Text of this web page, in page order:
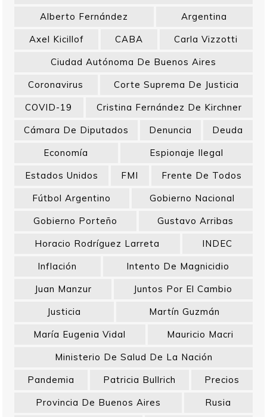
Alberto Fernández
Argentina
Axel Kicillof
CABA
Carla Vizzotti
Ciudad Autónoma De Buenos Aires
Coronavirus
Corte Suprema De Justicia
COVID-19
Cristina Fernández De Kirchner
Cámara De Diputados
Denuncia
Deuda
Economía
Espionaje Ilegal
Estados Unidos
FMI
Frente De Todos
Fútbol Argentino
Gobierno Nacional
Gobierno Porteño
Gustavo Arribas
Horacio Rodríguez Larreta
INDEC
Inflación
Intento De Magnicidio
Juan Manzur
Juntos Por El Cambio
Justicia
Martín Guzmán
María Eugenia Vidal
Mauricio Macri
Ministerio De Salud De La Nación
Pandemia
Patricia Bullrich
Precios
Provincia De Buenos Aires
Rusia